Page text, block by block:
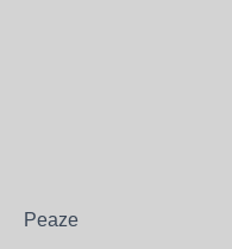
Peaze